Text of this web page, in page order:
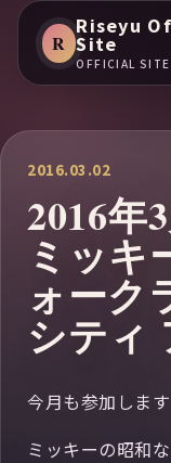
R
Riseyu
Site
OFFICIAL SITE
2016.03.02
2016年
ミッキ
ォーク
シティ
今月も参加します
ミッキーの昭和